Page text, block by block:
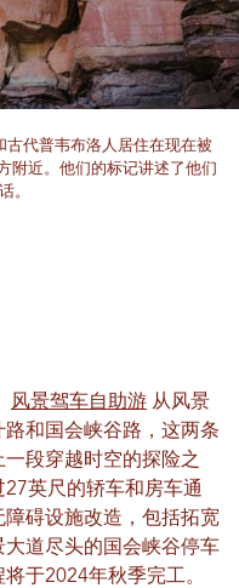
代普韦布洛人居住在现在被
附近。他们的标记讲述了他们
。
风景驾车自助游 从风景
和国会峡谷路，这两条
段穿越时空的探险之
英尺的轿车和房车通
碍设施改造，包括拓宽
道尽头的国会峡谷停车
于2024年秋季完工。